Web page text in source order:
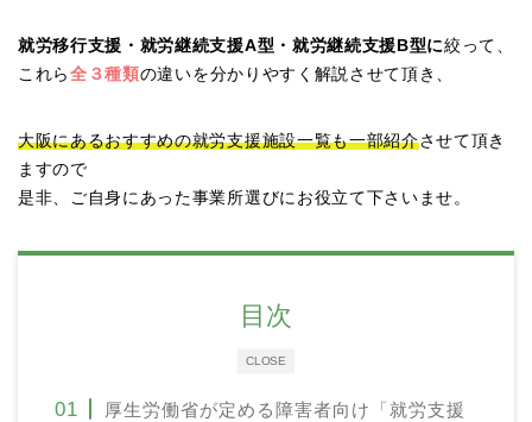
就労移行支援・就労継続支援A型・就労継続支援B型に絞って、
これら全３種類の違いを分かりやすく解説させて頂き、
大阪にあるおすすめの就労支援施設一覧も一部紹介させて頂き
ますので
是非、ご自身にあった事業所選びにお役立て下さいませ。
CLOSE
目次
厚生労働省が定める障害者向け「就労支援